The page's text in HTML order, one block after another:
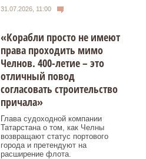
31.07.2026, 11:00
«Корабли просто не имеют
права проходить мимо
Челнов. 400-летие – это
отличный повод
согласовать строительство
причала»
Глава судоходной компании
Татарстана о том, как Челны
возвращают статус портового
города и претендуют на
расширение флота.